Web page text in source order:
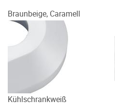
Braunbeige, Caramell
Kühlschrankweiß